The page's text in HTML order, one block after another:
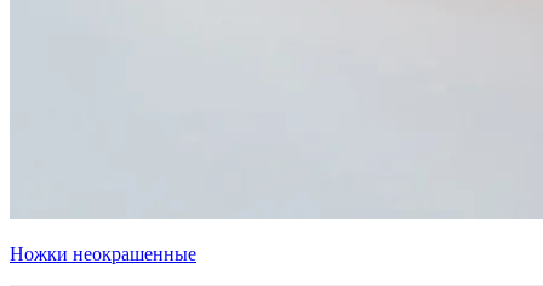
Ножки неокрашенные